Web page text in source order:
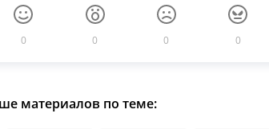
0 0 0 0
материалов по теме: